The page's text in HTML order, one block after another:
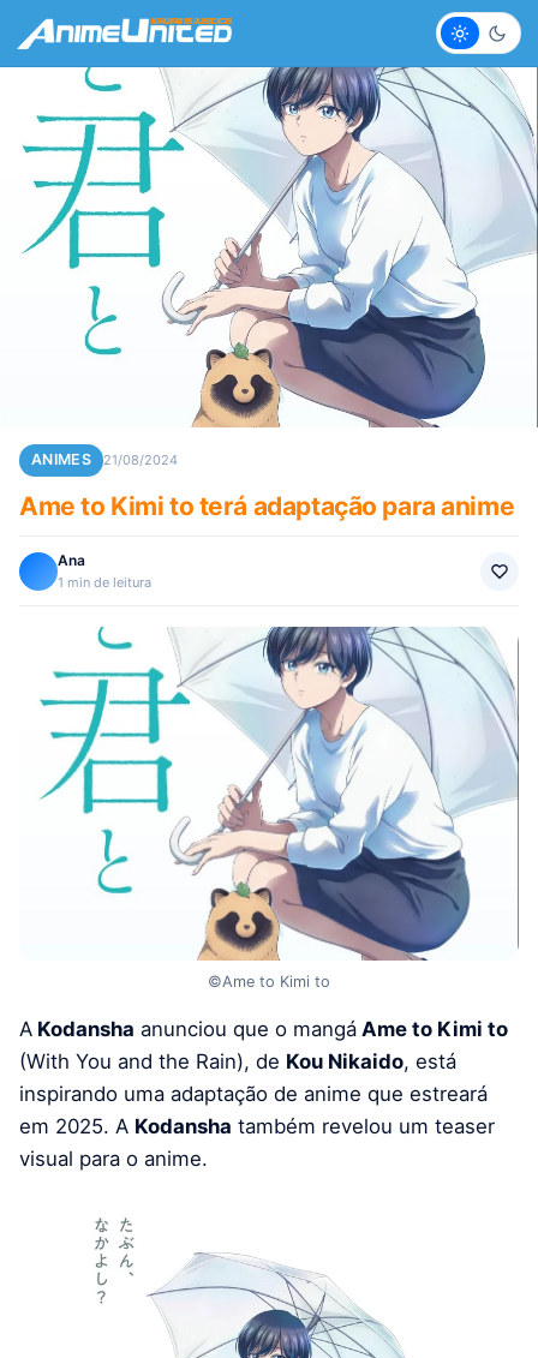
Claro
ANIMES 21/08/2024
Ame to Kimi to terá adaptação para anime
Ana
1 min de leitura
©Ame to Kimi to
A Kodansha anunciou que o mangá Ame to Kimi to
(With You and the Rain), de Kou Nikaido, está
inspirando uma adaptação de anime que estreará
em 2025. A Kodansha também revelou um teaser
visual para o anime.